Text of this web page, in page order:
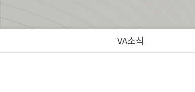
VA소식